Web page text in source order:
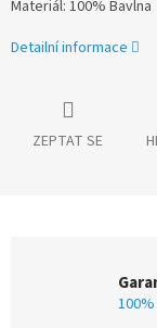
Materiál: 100% Bavlna
Detailní informace
ZEPTAT SE